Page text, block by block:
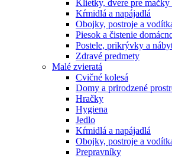
Klietky, dvere pre
Kŕmidlá a napájadlá
Obojky, postroje a
Piesok a čistenie
Postele, prikrývky a
Zdravé predmety
Malé zvieratá
Cvičné kolesá
Domy a prirodzené
Hračky
Hygiena
Jedlo
Kŕmidlá a napájadlá
Obojky, postroje a
Prepravníky